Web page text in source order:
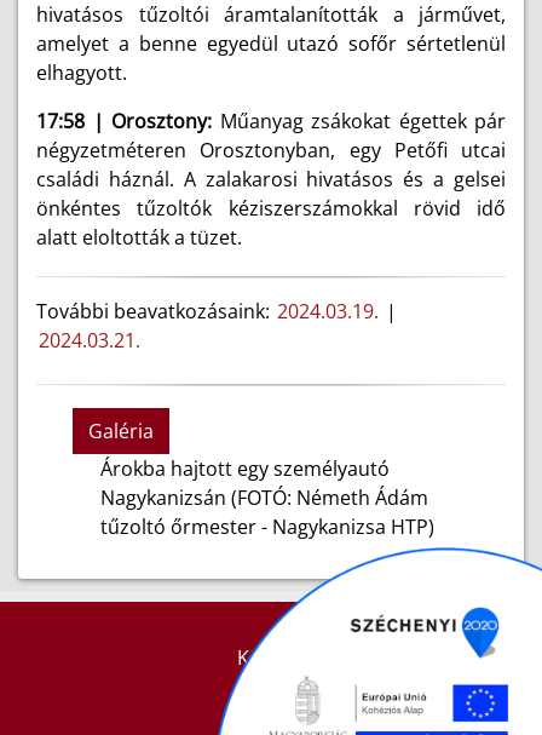
hivatásos tűzoltói áramtalanították a járművet,
amelyet a benne egyedül utazó sofőr sértetlenül
elhagyott.
17:58 | Orosztony: Műanyag zsákokat égettek pár
négyzetméteren Orosztonyban, egy Petőfi utcai
családi háznál. A zalakarosi hivatásos és a gelsei
önkéntes tűzoltók kéziszerszámokkal rövid idő
alatt eloltották a tüzet.
További beavatkozásaink: 2024.03.19. |
2024.03.21.
Galéria
Árokba hajtott egy személyautó
Nagykanizsán (FOTÓ: Németh Ádám
tűzoltó őrmester - Nagykanizsa HTP)
KAPCSOLAT
IMPRESSZUM